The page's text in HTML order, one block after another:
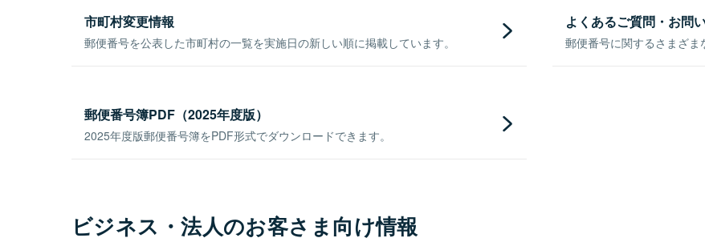
市町村変更情報
郵便番号を公表した市町村の一覧を実施日の新しい順に掲載しています。
よくあるご質問・お問
郵便番号に関するさまざま
郵便番号簿PDF（2025年度版）
2025年度版郵便番号簿をPDF形式でダウンロードできます。
ビジネス・法人のお客さま向け情報